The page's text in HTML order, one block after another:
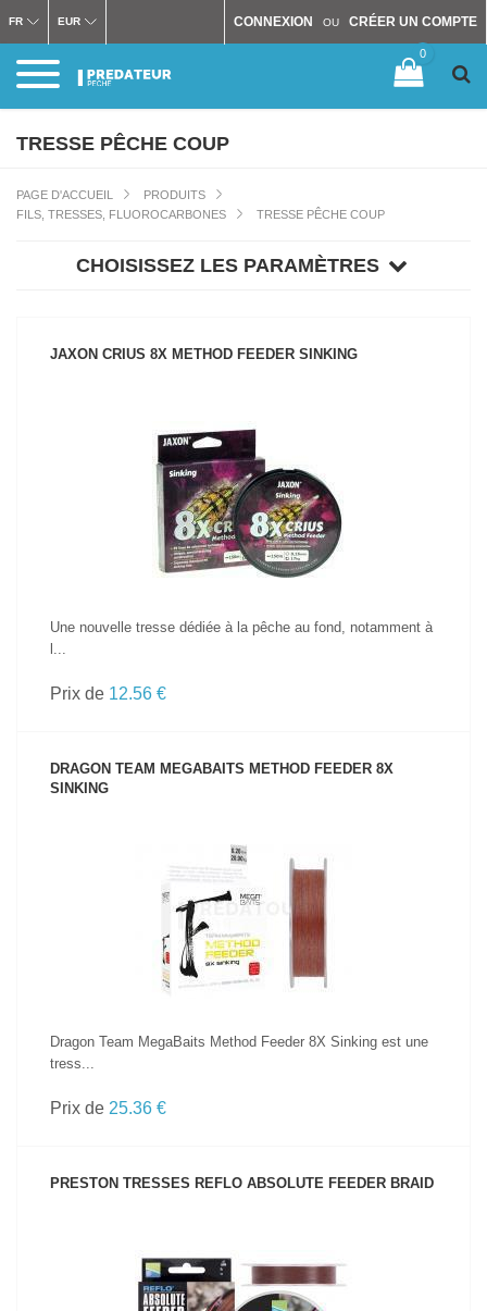
CONNEXION OU CRÉER UN COMPTE
FR EUR
0
TRESSE PÊCHE COUP
PAGE D'ACCUEIL
PRODUITS
FILS, TRESSES, FLUOROCARBONES
TRESSE PÊCHE COUP
CHOISISSEZ LES PARAMÈTRES
JAXON CRIUS 8X METHOD FEEDER SINKING
VOIR LE PRODUIT
Une nouvelle tresse dédiée à la pêche au fond, notamment à
l...
Prix de 12.56 €
DRAGON TEAM MEGABAITS METHOD FEEDER 8X
SINKING
VOIR LE PRODUIT
Dragon Team MegaBaits Method Feeder 8X Sinking est une
tress...
Prix de 25.36 €
PRESTON TRESSES REFLO ABSOLUTE FEEDER BRAID
VOIR LE PRODUIT